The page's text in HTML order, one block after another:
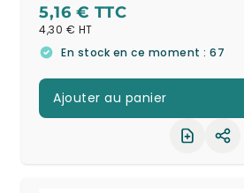
5,16 €
4,30 €
En stock en ce moment : 67
Ajouter au panier